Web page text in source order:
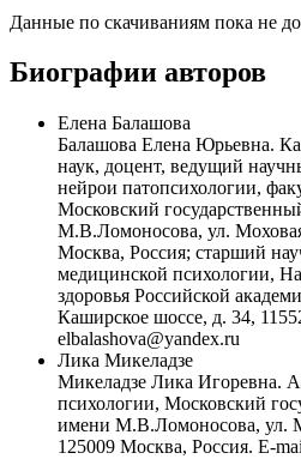
Данные по скачиваниям пока не
Биографии авторов
Елена Балашова
Балашова Елена Юрьевна.
наук, доцент, ведущий
нейрои патопсихологии,
Московский
М.В.Ломоносова, ул.
Москва, Россия; старший
медицинской психологии,
здоровья Российской
Каширское шоссе, д. 34,
elbalashova@yandex.ru
Лика Микеладзе
Микеладзе Лика Игоревна.
психологии, Московский
имени М.В.Ломоносова, ул.
125009 Москва, Россия. Е-